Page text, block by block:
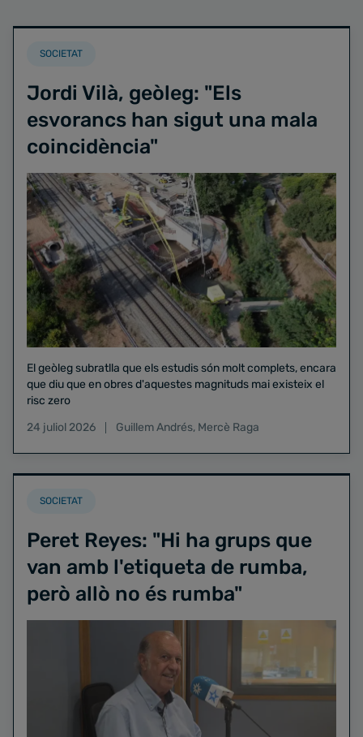
SOCIETAT
Jordi Vilà, geòleg: "Els
esvorancs han sigut una mala
coincidència"
El geòleg subratlla que els estudis són molt complets, encara
que diu que en obres d'aquestes magnituds mai existeix el
risc zero
24 juliol 2026
Guillem Andrés, Mercè Raga
SOCIETAT
Peret Reyes: "Hi ha grups que
van amb l'etiqueta de rumba,
però allò no és rumba"